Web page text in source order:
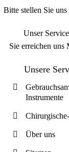
Bitte stellen Sie
Unser
Sie erreichen uns
Unsere
Instrumente
Über uns